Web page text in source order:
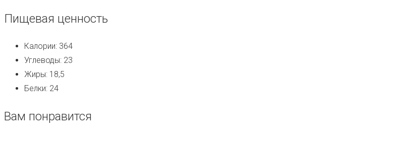
Пищевая ценность
Калории: 364
Углеводы: 23
Жиры: 18,5
Белки: 24
Вам понравится